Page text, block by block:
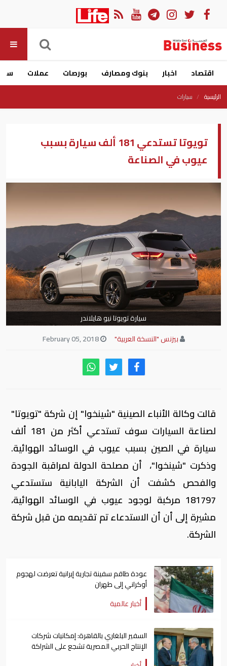
اقتصاد اخبار بنوك ومصارف بورصات عملات
الرئيسية سيارات
تويوتا تستدعي 181 ألف سيارة بسبب
عيوب في الصناعة
سيارة تويوتا نيو هايلاندر
بيزنس "النسخة العربية"
February 05, 2018
قالت وكالة الأنباء الصينية "شينخوا" إن شركة "تويوتا"
لصناعة السيارات سوف تستدعي أكثر من 181 ألف
سيارة في الصين بسبب عيوب في الوسائد الهوائية.
وذكرت "شينخوا"، أن مصلحة الدولة لمراقبة الجودة
والفحص كشفت أن الشركة اليابانية ستستدعي
181797 مركبة لوجود عيوب في الوسائد الهوائية،
مشيرة إلى أن أن الاستدعاء تم تقديمه من قبل شركة
الشركة.
عودة طاقم سفينة تجارية ​إيرانية ​تعرضت لهجوم
أوكراني إلى طهران
أخبار عالمية
السفير البلغاري بالقاهرة: إمكانيات شركات
الإنتاج الحربي المصرية تشجع على الشراكة
معها